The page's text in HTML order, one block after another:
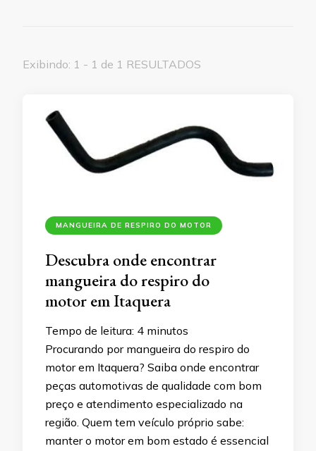
Exibindo: 1 - 1 de 1 RESULTADOS
MANGUEIRA DE RESPIRO DO MOTOR
Descubra onde encontrar
mangueira do respiro do
motor em Itaquera
Tempo de leitura: 4 minutos
Procurando por mangueira do respiro do
motor em Itaquera? Saiba onde encontrar
peças automotivas de qualidade com bom
preço e atendimento especializado na
região. Quem tem veículo próprio sabe:
manter o motor em bom estado é essencial